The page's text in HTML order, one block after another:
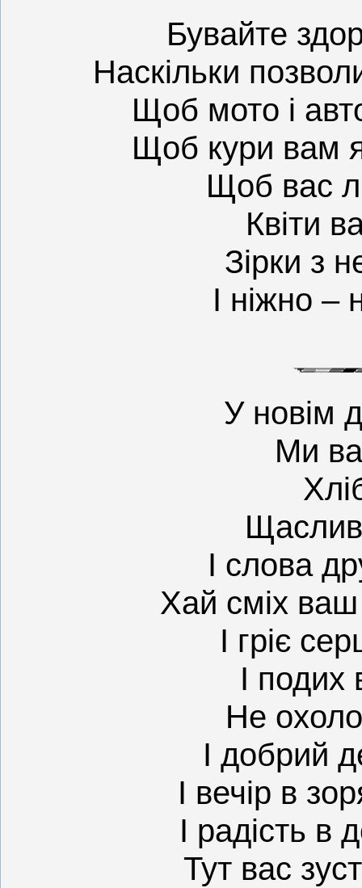
Бувайте
Наскільки
Щоб мото і
Щоб кури вам
Щоб вас
Квіти
Зірки з
І ніжно –
У новім
Ми
І слова
Хай сміх ваш
І гріє
І подих
Не
І добрий
І вечір в
І радість в
Тут вас